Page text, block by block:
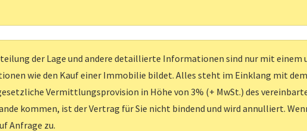
der Lage und andere detaillierte Informationen sind nur mit einem
wie den Kauf einer Immobilie bildet. Alles steht im Einklang mit dem
Vermittlungsprovision in Höhe von 3% (+ MwSt.) des
kommen, ist der Vertrag für Sie nicht bindend und wird annulliert.
Anfrage zu.